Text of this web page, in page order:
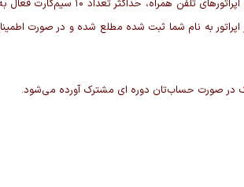
از آنجاییکه براساس دستور سازمان تنظیم مقررات و ارتباطات
ملی به سرشماره ۳۰۰۰۱۵۰ ،از تعداد سیم‌کارت‌هایی که در هر اپراتور به نام شما ثبت شده